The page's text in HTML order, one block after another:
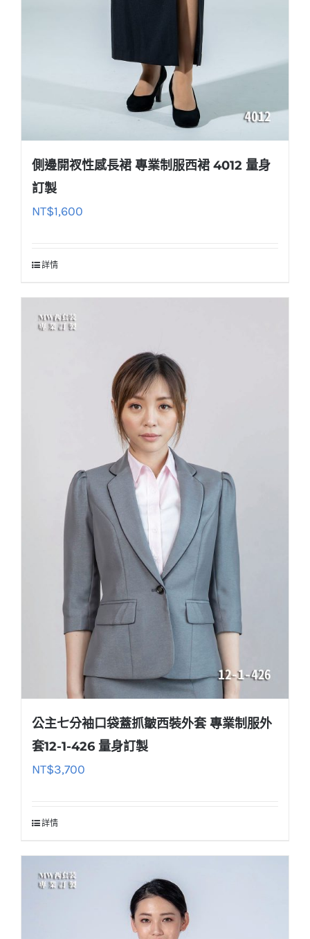
側邊開衩性感長裙 專業制服西裙 4012 量身
訂製
NT$1,600
詳情
公主七分袖口袋蓋抓皺西裝外套 專業制服外
套12-1-426 量身訂製
NT$3,700
詳情